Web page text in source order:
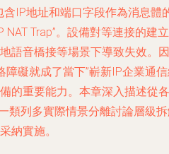
IP地址和端口字段作為消息體
Trap”。設備對等連接的建立
語音橋接等場景下導致失效。因
礙就成了當下”嶄新IP企業通
的重要能力。本章深入描述從各
類列多實際情景分離討論層級
納實施。